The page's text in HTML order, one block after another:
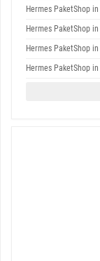
Hermes PaketShop in
Hermes PaketShop in
Hermes PaketShop in
Hermes PaketShop in